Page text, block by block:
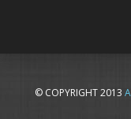
© COPYRIGHT 2013